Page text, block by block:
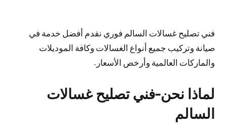
فني تصليح غسالات السالم فوري نقدم أفضل خدمة في
صيانة وتركيب جميع أنواع الغسالات وكافة الموديلات
والماركات العالمية وأرخص الأسعار.
لماذا نحن-فني تصليح غسالات
السالم